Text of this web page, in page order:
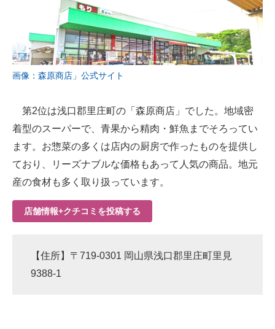
画像：森原商店」公式サイト
第2位は浅口郡里庄町の「森原商店」でした。地域密
着型のスーパーで、青果から精肉・鮮魚までそろってい
ます。お惣菜の多くは店内の厨房で作ったものを提供し
ており、リーズナブルな価格もあって人気の商品。地元
産の食材も多く取り扱っています。
店舗情報+クチコミを投稿する
【住所】〒719-0301 岡山県浅口郡里庄町里見
9388-1